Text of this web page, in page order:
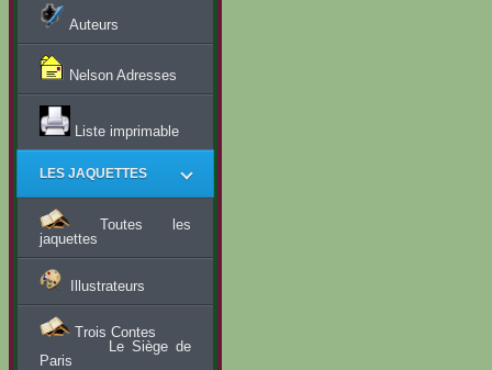
Auteurs
Nelson Adresses
Liste imprimable
LES JAQUETTES
Toutes les
jaquettes
Illustrateurs
Trois Contes
Le Siège de
Paris